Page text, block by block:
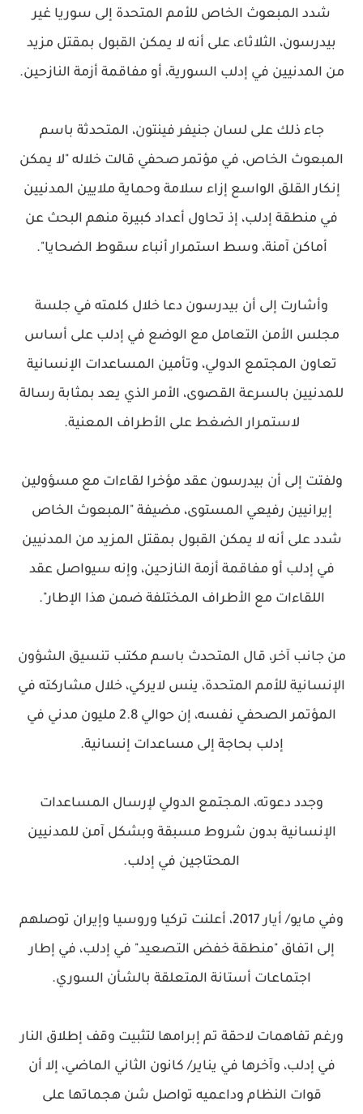
شدد المبعوث الخاص للأمم المتحدة إلى سوريا غير
بيدرسون، الثلاثاء، على أنه لا يمكن القبول بمقتل مزيد
من المدنيين في إدلب السورية، أو مفاقمة أزمة النازحين.
جاء ذلك على لسان جنيفر فينتون، المتحدثة باسم
المبعوث الخاص، في مؤتمر صحفي قالت خلاله "لا يمكن
إنكار القلق الواسع إزاء سلامة وحماية ملايين المدنيين
في منطقة إدلب، إذ تحاول أعداد كبيرة منهم البحث عن
أماكن آمنة، وسط استمرار أنباء سقوط الضحايا".
وأشارت إلى أن بيدرسون دعا خلال كلمته في جلسة
مجلس الأمن التعامل مع الوضع في إدلب على أساس
تعاون المجتمع الدولي، وتأمين المساعدات الإنسانية
للمدنيين بالسرعة القصوى، الأمر الذي يعد بمثابة رسالة
لاستمرار الضغط على الأطراف المعنية.
ولفتت إلى أن بيدرسون عقد مؤخرا لقاءات مع مسؤولين
إيرانيين رفيعي المستوى، مضيفة "المبعوث الخاص
شدد على أنه لا يمكن القبول بمقتل المزيد من المدنيين
في إدلب أو مفاقمة أزمة النازحين، وإنه سيواصل عقد
اللقاءات مع الأطراف المختلفة ضمن هذا الإطار".
من جانب آخر، قال المتحدث باسم مكتب تنسيق الشؤون
الإنسانية للأمم المتحدة، ينس لايركي، خلال مشاركته في
المؤتمر الصحفي نفسه، إن حوالي 2.8 مليون مدني في
إدلب بحاجة إلى مساعدات إنسانية.
وجدد دعوته، المجتمع الدولي لإرسال المساعدات
الإنسانية بدون شروط مسبقة وبشكل آمن للمدنيين
المحتاجين في إدلب.
وفي مايو/ أيار 2017، أعلنت تركيا وروسيا وإيران توصلهم
إلى اتفاق "منطقة خفض التصعيد" في إدلب، في إطار
اجتماعات أستانة المتعلقة بالشأن السوري.
ورغم تفاهمات لاحقة تم إبرامها لتثبيت وقف إطلاق النار
في إدلب، وآخرها في يناير/ كانون الثاني الماضي، إلا أن
قوات النظام وداعميه تواصل شن هجماتها على